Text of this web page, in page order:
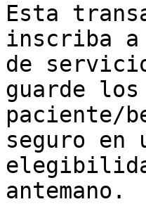
Esta
inscriba a
de
guarde
paciente/
seguro
antemano.